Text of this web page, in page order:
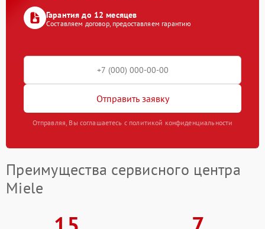
Гарантия до 12 месяцев
Составляем договор, предоставляем гарантию
Отправить заявку
Отправляя, Вы соглашаетесь с политикой конфиденциальности
Преимущества сервисного центра
Miele